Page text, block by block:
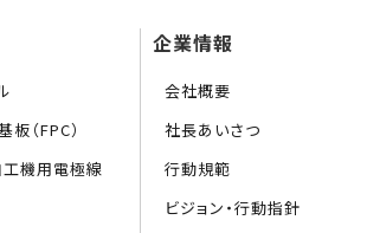
板（FPC）
機用電極線
企業情報
会社概要
社長あいさつ
行動規範
ビジョン・行動指針